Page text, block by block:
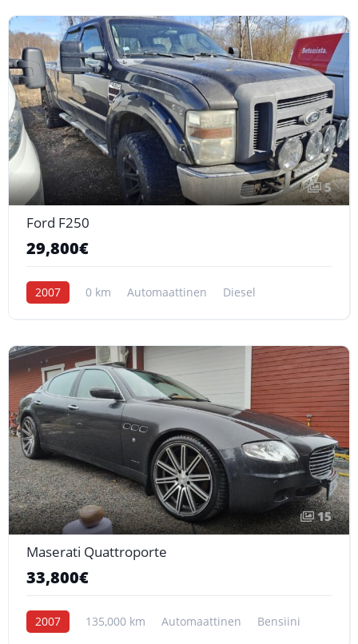
5
Ford F250
29,800€
2007 0 km Automaattinen Diesel
15
Maserati Quattroporte
33,800€
2007 135,000 km Automaattinen Bensiini